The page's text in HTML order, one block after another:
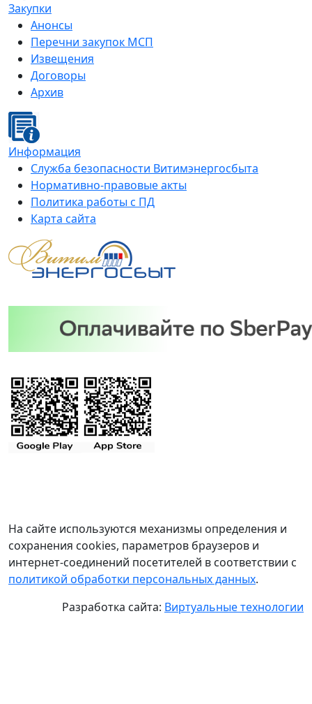
Закупки
Анонсы
Перечни закупок МСП
Извещения
Договоры
Архив
Информация
Служба безопасности Витимэнергосбыта
Нормативно-правовые акты
Политика работы с ПД
Карта сайта
На сайте используются механизмы определения и
сохранения cookies, параметров браузеров и
интернет-соединений посетителей в соответствии с
политикой обработки персональных данных.
Разработка сайта: Виртуальные технологии